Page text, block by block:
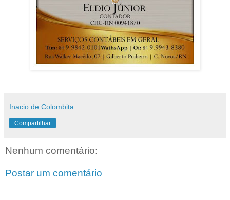
Inacio de Colombita
Compartilhar
Nenhum comentário:
Postar um comentário